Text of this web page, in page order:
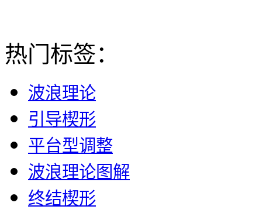
热门标签：
波浪理论
引导楔形
平台型调整
波浪理论图解
终结楔形